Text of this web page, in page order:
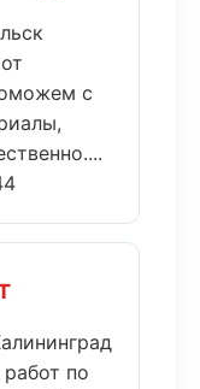
с
по